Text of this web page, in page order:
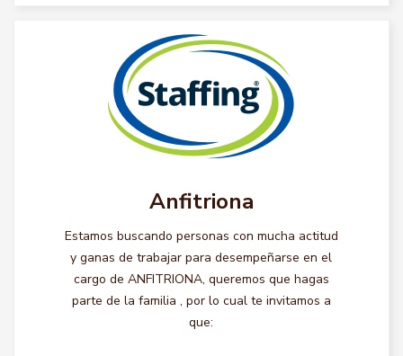
Anfitriona
Estamos buscando personas con mucha actitud
y ganas de trabajar para desempeñarse en el
cargo de ANFITRIONA, queremos que hagas
parte de la familia , por lo cual te invitamos a
que: